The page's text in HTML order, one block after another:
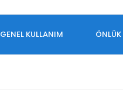
GENEL KULLANIM ÖNLÜK